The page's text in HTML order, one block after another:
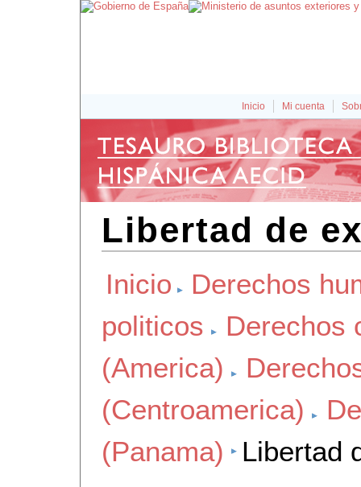
Inicio Mi cuenta
Libertad de
Inicio
Derechos
politicos
Derechos
(America)
(Centroamerica)
(Panama)
Libertad